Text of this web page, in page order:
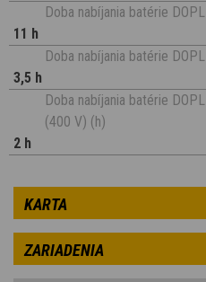
Doba nabíjania batérie
11 h
Doba nabíjania batérie
3,5 h
Doba nabíjania batérie
(400 V) (h)
2 h
KARTA
ZARIADENIA